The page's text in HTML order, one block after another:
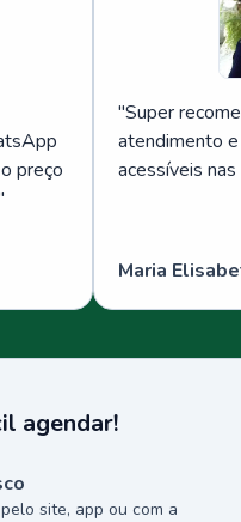
preço
"Super
atendimento
acessíveis
Maria
agendar!
site, app ou com a